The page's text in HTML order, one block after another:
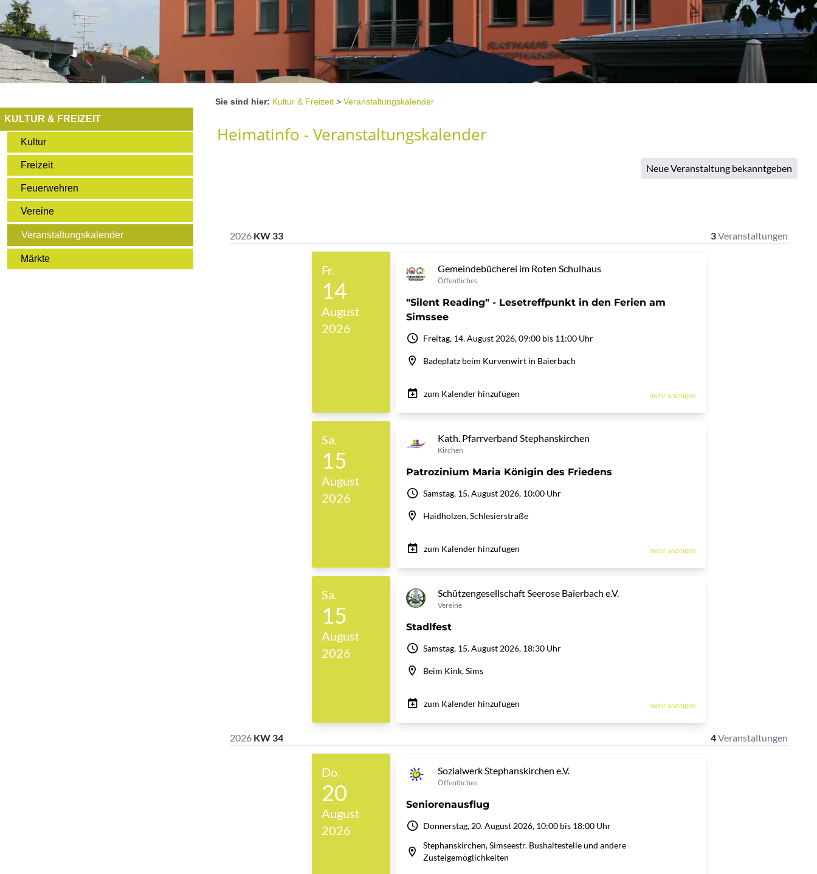
KULTUR & FREIZEIT
Kultur
Freizeit
Feuerwehren
Vereine
Veranstaltungskalender
Märkte
Sie sind hier: Kultur & Freizeit > Veranstaltungskalender
Heimatinfo - Veranstaltungskalender